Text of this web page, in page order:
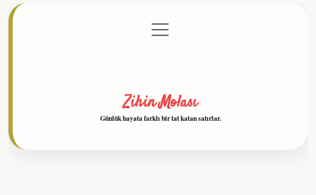
Gizlilik Politikası
menüyü
aç
Zihin Molası
Günlük hayata farklı bir tat katan satırlar.